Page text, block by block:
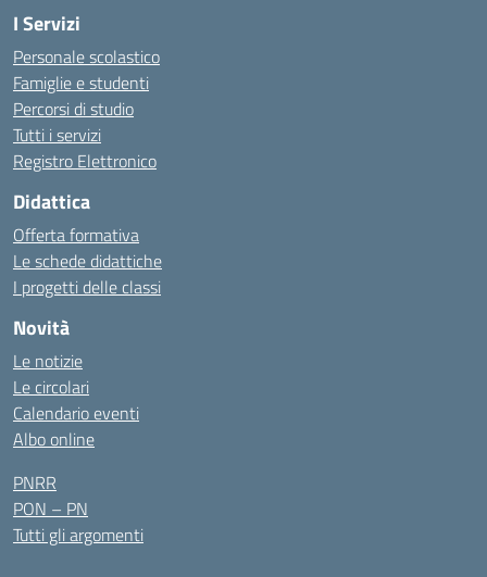
I Servizi
Personale scolastico
Famiglie e studenti
Percorsi di studio
Tutti i servizi
Registro Elettronico
Didattica
Offerta formativa
Le schede didattiche
I progetti delle classi
Novità
Le notizie
Le circolari
Calendario eventi
Albo online
PNRR
PON – PN
Tutti gli argomenti